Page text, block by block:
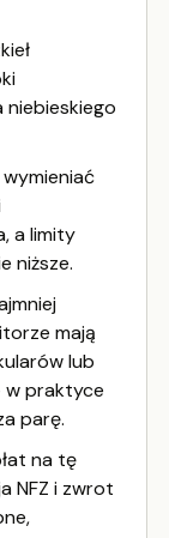
a limity
niższe.
mają
lub
praktyce
parę.
na tę
NFZ i zwrot